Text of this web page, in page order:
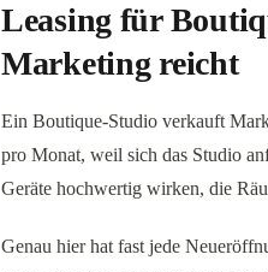
Leasing für
Marketing reicht
Ein Boutique-Studio verkauft
pro Monat, weil sich das Studio
Geräte hochwertig wirken, die
Genau hier hat fast jede